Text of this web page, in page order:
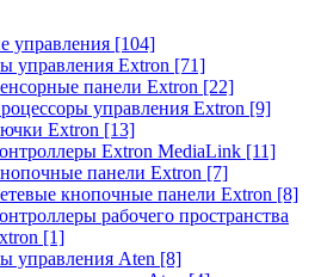
управления [104]
управления Extron [71]
панели Extron [22]
управления Extron [9]
Extron [13]
Extron MediaLink [11]
панели Extron [7]
кнопочные панели Extron [8]
рабочего пространства
[1]
управления Aten [8]